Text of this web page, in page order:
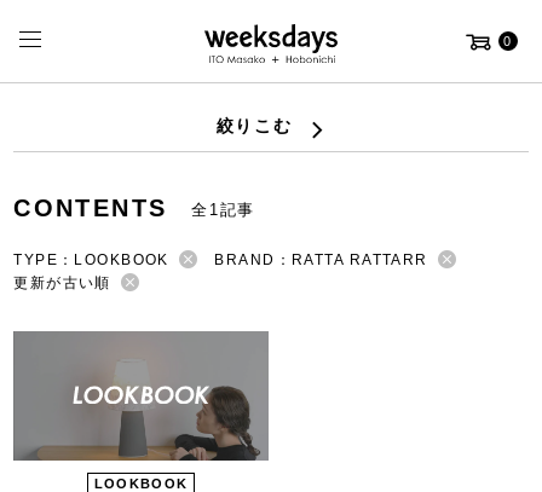
0
絞りこむ
CONTENTS 全1記事
TYPE：LOOKBOOK
BRAND：RATTA RATTARR
更新が古い順
LOOKBOOK